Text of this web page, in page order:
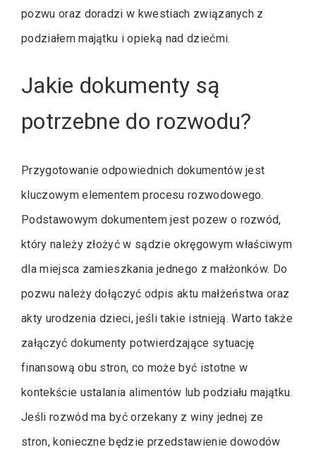
pozwu oraz doradzi w kwestiach związanych z
podziałem majątku i opieką nad dziećmi.
Jakie dokumenty są
potrzebne do rozwodu?
Przygotowanie odpowiednich dokumentów jest
kluczowym elementem procesu rozwodowego.
Podstawowym dokumentem jest pozew o rozwód,
który należy złożyć w sądzie okręgowym właściwym
dla miejsca zamieszkania jednego z małżonków. Do
pozwu należy dołączyć odpis aktu małżeństwa oraz
akty urodzenia dzieci, jeśli takie istnieją. Warto także
załączyć dokumenty potwierdzające sytuację
finansową obu stron, co może być istotne w
kontekście ustalania alimentów lub podziału majątku.
Jeśli rozwód ma być orzekany z winy jednej ze
stron, konieczne będzie przedstawienie dowodów